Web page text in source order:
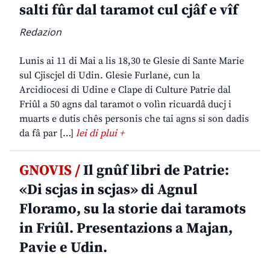
salti fûr dal taramot cul cjâf e vîf
Redazion
Lunis ai 11 di Mai a lis 18,30 te Glesie di Sante Marie
sul Cjiscjel di Udin. Glesie Furlane, cun la
Arcidiocesi di Udine e Clape di Culture Patrie dal
Friûl a 50 agns dal taramot o volìn ricuardâ ducj i
muarts e dutis chês personis che tai agns si son dadis
da fâ par […] lei di plui +
GNOVIS /Il gnûf libri de Patrie:
«Di scjas in scjas» di Agnul
Floramo, su la storie dai taramots
in Friûl. Presentazions a Majan,
Pavie e Udin.